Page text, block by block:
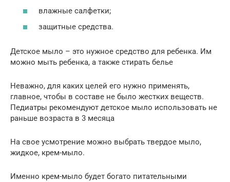
влажные салфетки;
защитные средства.
Детское мыло – это нужное средство для ребенка. Им
можно мыть ребенка, а также стирать белье
Неважно, для каких целей его нужно применять,
главное, чтобы в составе не было жестких веществ.
Педиатры рекомендуют детское мыло использовать не
раньше возраста в 3 месяца
На свое усмотрение можно выбрать твердое мыло,
жидкое, крем-мыло.
Именно крем-мыло будет богато питательными